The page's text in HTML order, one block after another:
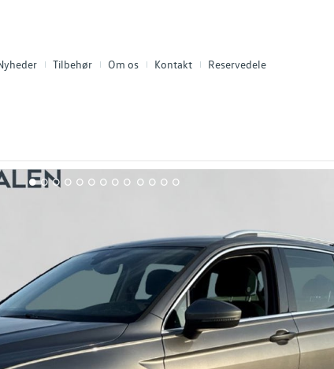
Tilbehør Om os Kontakt Reservedele
1 2 10 11 12 13